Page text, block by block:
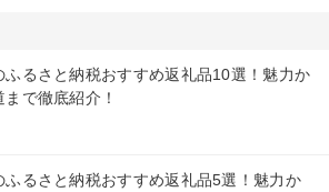
ふるさと納税おすすめ返礼品10選！魅力か
まで徹底紹介！
ふるさと納税おすすめ返礼品5選！魅力か